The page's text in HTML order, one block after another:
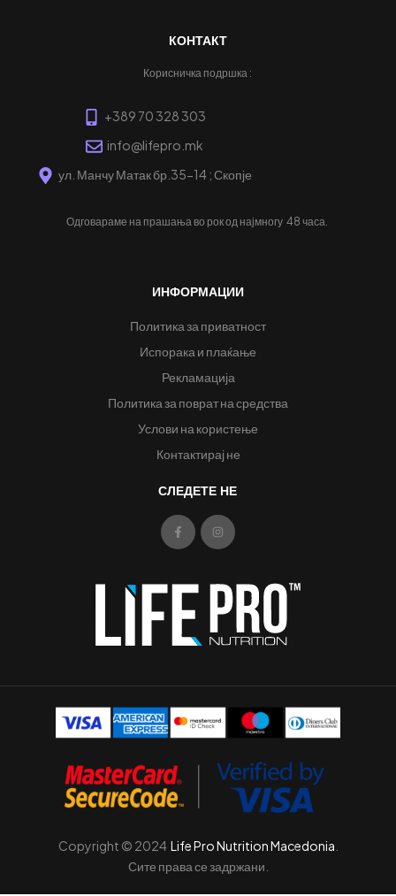
КОНТАКТ
Корисничка подршка :
+389 70 328 303
info@lifepro.mk
ул. Манчу Матак бр.35-14 ; Скопје
Одговараме на прашања во рок од најмногу 48 часа.
ИНФОРМАЦИИ
Политика за приватност
Испорака и плаќање
Рекламација
Политика за поврат на средства
Услови на користење
Контактирај не
СЛЕДЕТЕ НЕ
Copyright © 2024 Life Pro Nutrition Macedonia
Сите права се задржани.